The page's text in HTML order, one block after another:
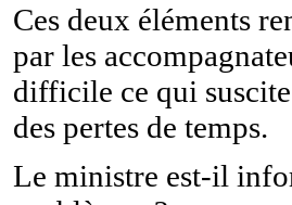
Ces deux éléments
par les
difficile ce qui
des pertes de temps.
Le ministre est-il